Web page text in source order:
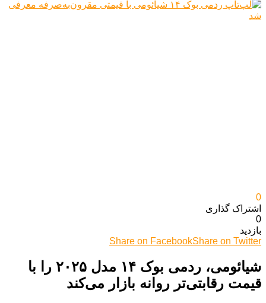
0
اشتراک گذاری‌
0
بازدید
Share on FacebookShare on Twitter
شیائومی، ردمی بوک ۱۴ مدل ۲۰۲۵ را با
قیمت رقابتی‌تر روانه بازار می‌کند